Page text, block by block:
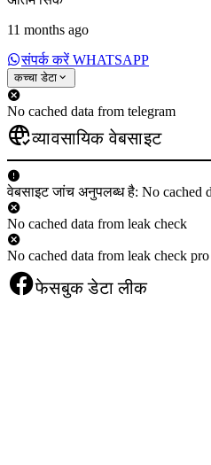
11 months ago
संपर्क करें WHATSAPP
कच्चा डेटा
No cached data from telegram
व्यावसायिक वेबसाइट
वेबसाइट जांच अनुपलब्ध है: No cached
No cached data from leak check
No cached data from leak check pro
फेसबुक डेटा लीक